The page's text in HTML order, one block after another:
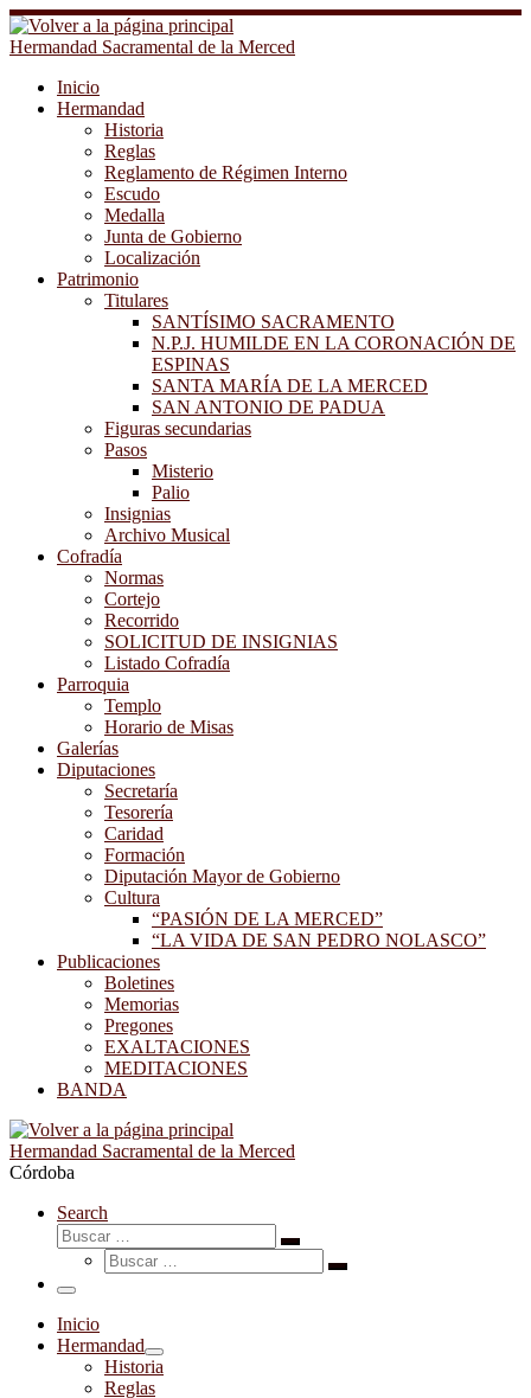
Saltar
al
contenido
Hermandad Sacramental de la Merced
Inicio
Hermandad
Historia
Reglas
Reglamento de Régimen Interno
Escudo
Medalla
Junta de Gobierno
Localización
Patrimonio
Titulares
SANTÍSIMO SACRAMENTO
N.P.J. HUMILDE EN LA CORONACIÓN DE
ESPINAS
SANTA MARÍA DE LA MERCED
SAN ANTONIO DE PADUA
Figuras secundarias
Pasos
Misterio
Palio
Insignias
Archivo Musical
Cofradía
Normas
Cortejo
Recorrido
SOLICITUD DE INSIGNIAS
Listado Cofradía
Parroquia
Templo
Horario de Misas
Galerías
Diputaciones
Secretaría
Tesorería
Caridad
Formación
Diputación Mayor de Gobierno
Cultura
“PASIÓN DE LA MERCED”
“LA VIDA DE SAN PEDRO NOLASCO”
Publicaciones
Boletines
Memorias
Pregones
EXALTACIONES
MEDITACIONES
BANDA
Hermandad Sacramental de la Merced
Córdoba
Search
Buscar
Buscar
Buscar
Buscar
Menú
Inicio
Hermandad
Historia
Reglas